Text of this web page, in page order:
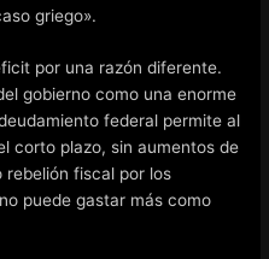
griego».
por una razón diferente.
gobierno como una enorme
federal permite al
corto plazo, sin aumentos de
rebelión fiscal por los
puede gastar más como